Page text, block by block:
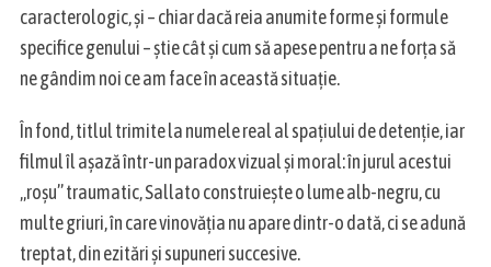
caracterologic, și – chiar dacă reia anumite forme și formule
specifice genului – știe cât și cum să apese pentru a ne forța să
ne gândim noi ce am face în această situație.
În fond, titlul trimite la numele real al spațiului de detenție, iar
filmul îl așază într-un paradox vizual și moral: în jurul acestui
„roșu” traumatic, Sallato construiește o lume alb-negru, cu
multe griuri, în care vinovăția nu apare dintr-o dată, ci se adună
treptat, din ezitări și supuneri succesive.